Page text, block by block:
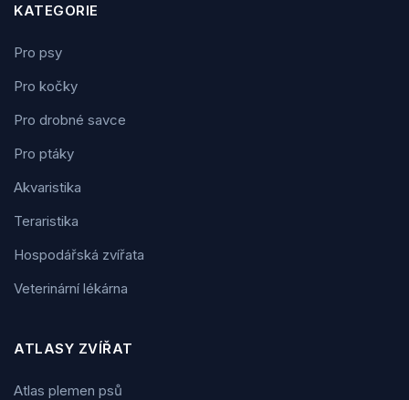
KATEGORIE
Pro psy
Pro kočky
Pro drobné savce
Pro ptáky
Akvaristika
Teraristika
Hospodářská zvířata
Veterinární lékárna
ATLASY ZVÍŘAT
Atlas plemen psů